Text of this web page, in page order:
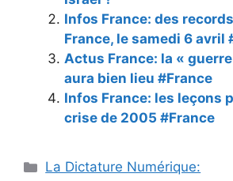
Infos France: des
France, le samedi 6 avril
Actus France: la «
aura bien lieu #France
Infos France: les leçons
crise de 2005 #France
Catégories
La Dictature Numérique: